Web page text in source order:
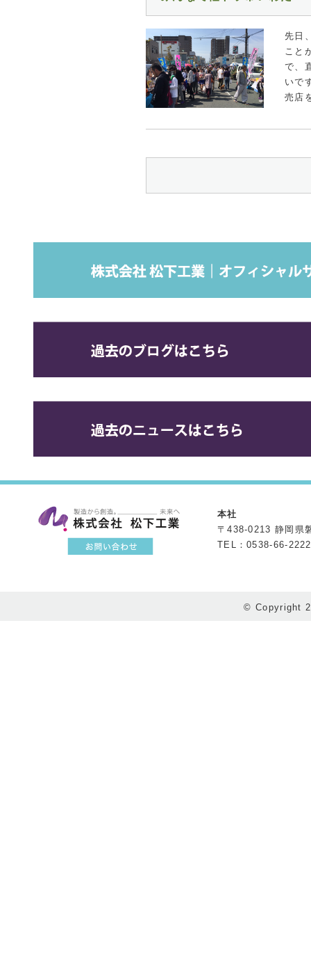
先日
こと
で、
いで
売店
本社
〒438-0213 静岡県
TEL：0538-66-
© Copyright